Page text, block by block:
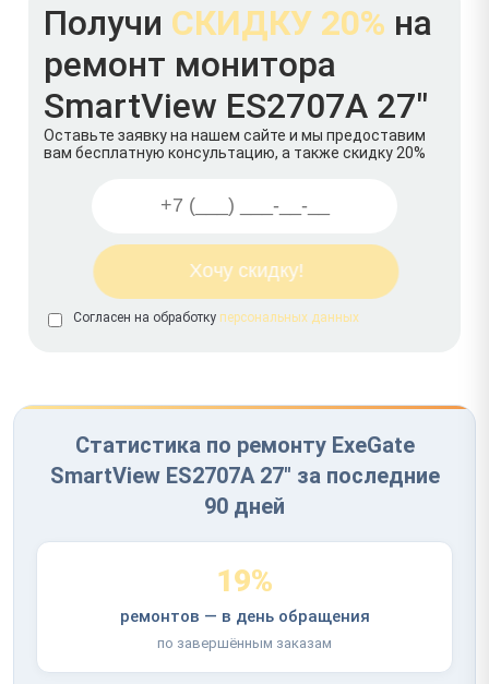
Получи СКИДКУ 20% на
ремонт монитора
SmartView ES2707A 27"
Оставьте заявку на нашем сайте и мы предоставим
вам бесплатную консультацию, а также скидку 20%
Согласен на обработку персональных данных
Статистика по ремонту ExeGate
SmartView ES2707A 27" за последние
90 дней
19%
ремонтов — в день обращения
по завершённым заказам